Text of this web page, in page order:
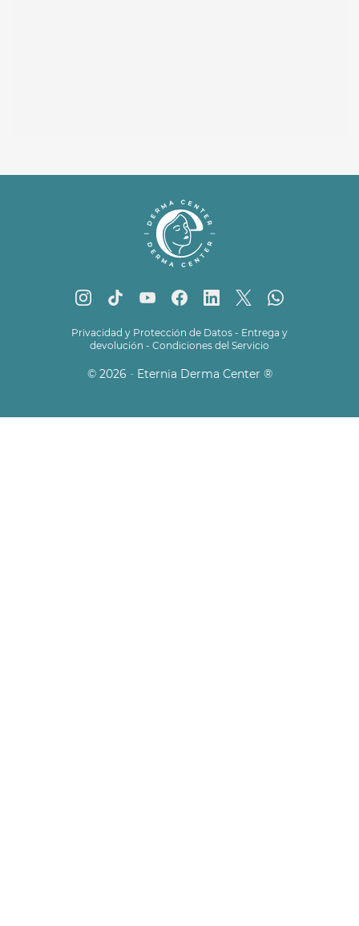
Privacidad y Protección de Datos - Entrega y
devolución - Condiciones del Servicio
© 2026 - Eternia Derma Center ®